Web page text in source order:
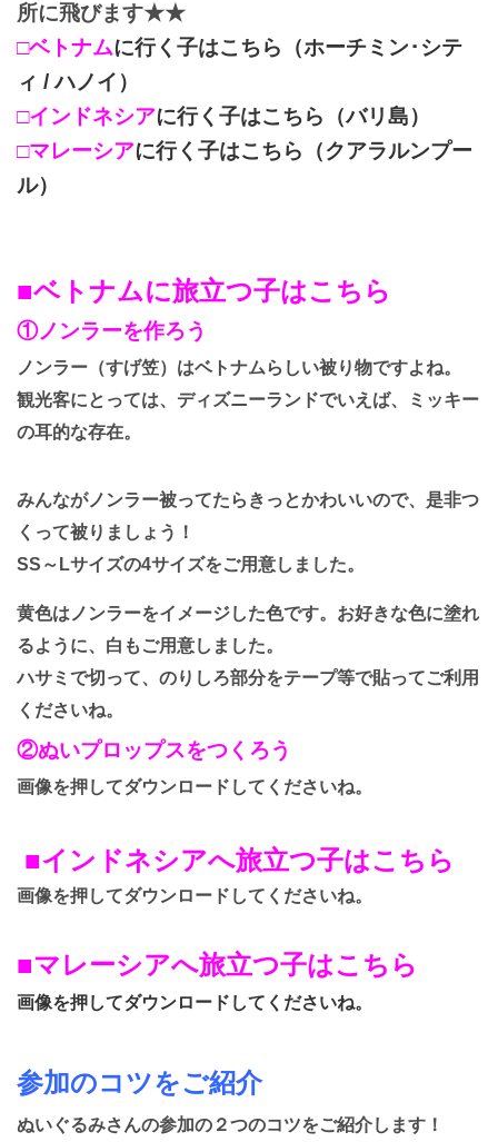
所に飛びます★★
□ベトナムに行く子はこちら（ホーチミン･シテ
ィ / ハノイ）
□インドネシアに行く子はこちら（バリ島）
□マレーシアに行く子はこちら（クアラルンプー
ル）
■ベトナムに旅立つ子はこちら
①ノンラーを作ろう
ノンラー（すげ笠）はベトナムらしい被り物ですよね。
観光客にとっては、ディズニーランドでいえば、ミッキー
の耳的な存在。
みんながノンラー被ってたらきっとかわいいので、是非つ
くって被りましょう！
SS～Lサイズの4サイズをご用意しました。
黄色はノンラーをイメージした色です。お好きな色に塗れ
るように、白もご用意しました。
ハサミで切って、のりしろ部分をテープ等で貼ってご利用
くださいね。
②ぬいプロップスをつくろう
画像を押してダウンロードしてくださいね。
■インドネシアへ旅立つ子はこちら
画像を押してダウンロードしてくださいね。
■マレーシアへ旅立つ子はこちら
画像を押してダウンロードしてくださいね。
参加のコツをご紹介
ぬいぐるみさんの参加の２つのコツをご紹介します！